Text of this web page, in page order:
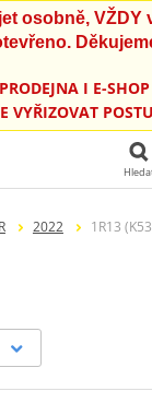
osobně, VŽDY
I E-
VYŘIZOVAT
2022 1R13